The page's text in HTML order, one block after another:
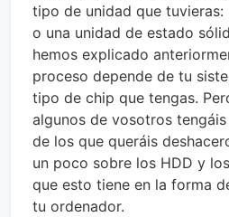
tipo de unidad que tuvieras:
o una unidad de estado
hemos explicado
proceso depende de tu
tipo de chip que tengas.
algunos de vosotros
de los que queráis
un poco sobre los HDD y
que esto tiene en la forma
tu ordenador.